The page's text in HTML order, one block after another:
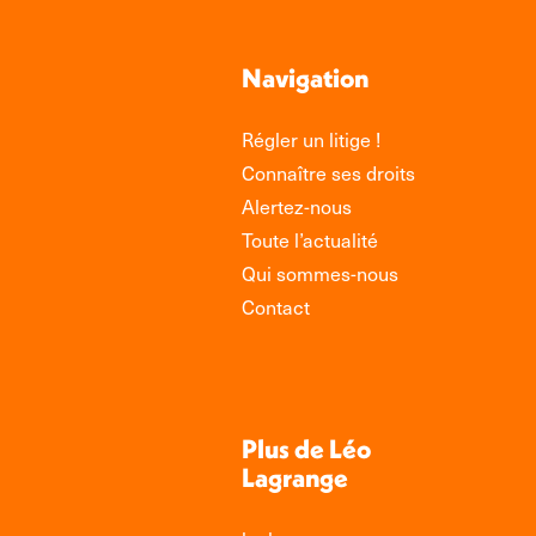
Navigation
Régler un litige !
Connaître ses droits
Alertez-nous
Toute l’actualité
Qui sommes-nous
Contact
Plus de Léo
Lagrange